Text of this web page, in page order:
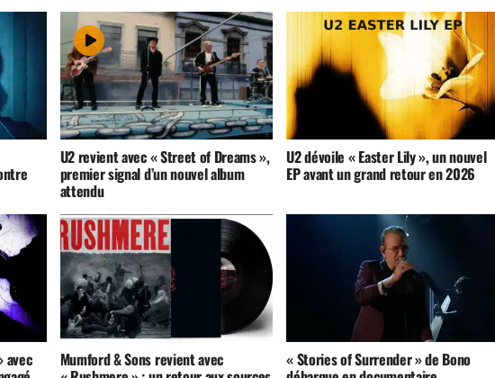
U2 revient avec « Street of Dreams »,
premier signal d’un nouvel album
attendu
U2 dévoile « Easter Lily », un nouvel
EP avant un grand retour en 2026
avec Mumford & Sons revient avec « Stories of Surrender » de Bono